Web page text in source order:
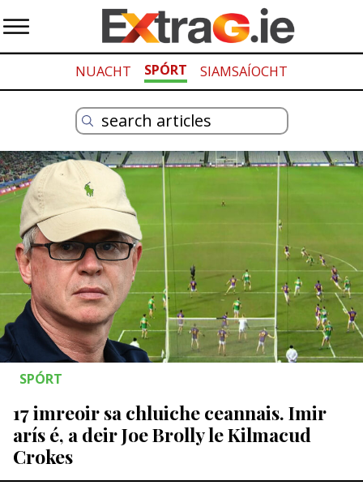
NUACHT SPÓRT SIAMSAÍOCHT
SPÓRT
17 imreoir sa chluiche ceannais. Imir
arís é, a deir Joe Brolly le Kilmacud
Crokes